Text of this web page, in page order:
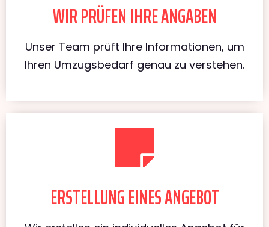
WIR PRÜFEN IHRE ANGABEN
Unser Team prüft Ihre Informationen, um
Ihren Umzugsbedarf genau zu verstehen.
ERSTELLUNG EINES ANGEBOT